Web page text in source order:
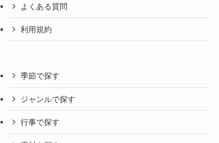
よくある質問
利用規約
季節で探す
ジャンルで探す
行事で探す